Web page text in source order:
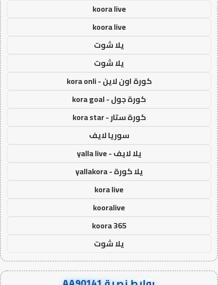
koora live
koora live
يلا شوت
يلا شوت
كورة اون لاين - kora onli
كورة جول - kora goal
كورة ستار - kora star
سوريا لايف
يلا لايف - yalla live
يلا كورة - yallakora
kora live
kooralive
koora 365
يلا شوت